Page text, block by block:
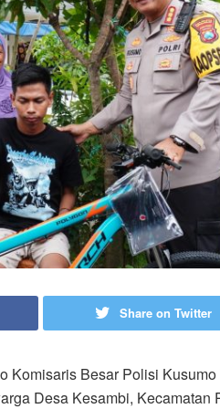
Share on Twitter
Komisaris Besar Polisi
Desa Kesambi, Kecamatan